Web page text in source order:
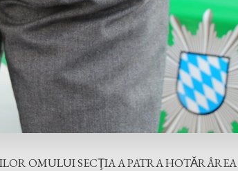
OMULUI SECŢIA A PATRA HOTĂRÂREA